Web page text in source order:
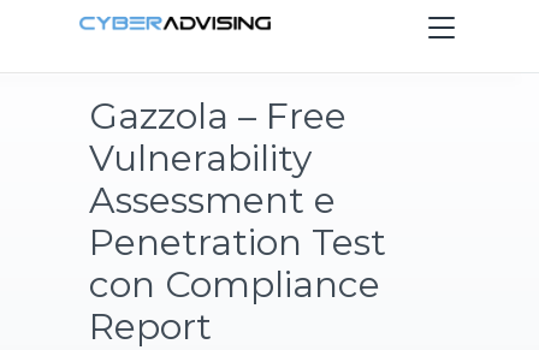
Toggle
navigation
PRODOTTI
CONTATTI
Gazzola – Free
Vulnerability
Assessment e
Penetration Test
con Compliance
Report